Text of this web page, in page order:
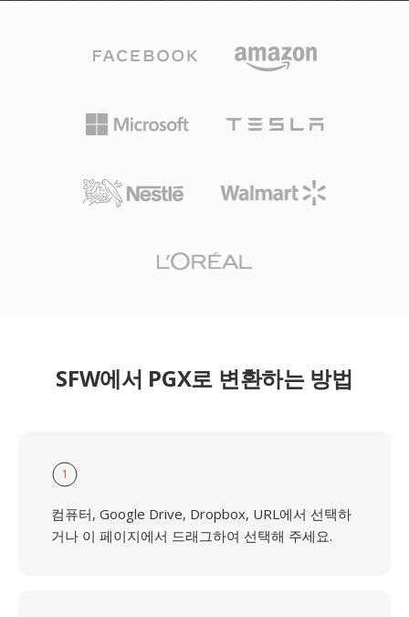
SFW에서 PGX로 변환하는 방법
1
컴퓨터, Google Drive, Dropbox, URL에서 선택하
거나 이 페이지에서 드래그하여 선택해 주세요.